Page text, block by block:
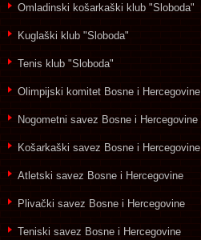
Omladinski košarkaški klub "Sloboda"
Kuglaški klub "Sloboda"
Tenis klub "Sloboda"
Olimpijski komitet Bosne i Hercegovine
Nogometni savez Bosne i Hercegovine
Košarkaški savez Bosne i Hercegovine
Atletski savez Bosne i Hercegovine
Plivački savez Bosne i Hercegovine
Teniski savez Bosne i Hercegovine